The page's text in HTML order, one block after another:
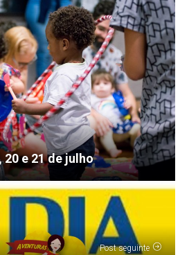
20 e 21 de julho
Post seguinte